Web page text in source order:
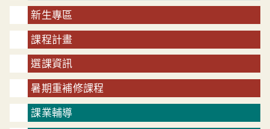
新生專區
課程計畫
選課資訊
暑期重補修課程
課業輔導